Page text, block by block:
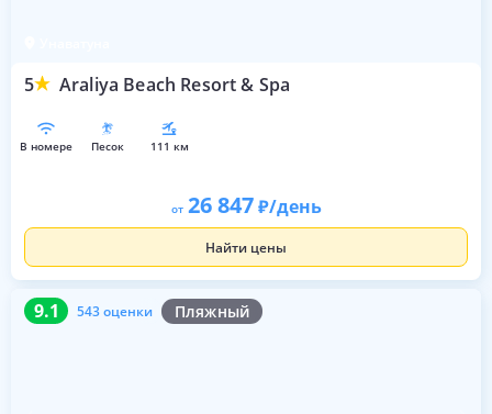
5 Araliya Beach Resort & Spa
в номере песок 111 км
от 26 847 /день
Найти цены
9.1 543 оценки Пляжный
9.1 543 оценки